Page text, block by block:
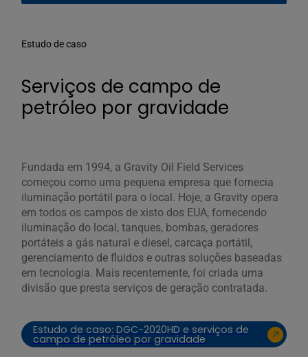
Estudo de caso
Serviços de campo de
petróleo por gravidade
Fundada em 1994, a Gravity Oil Field Services
começou como uma pequena empresa que fornecia
iluminação portátil para o local. Hoje, a Gravity opera
em todos os campos de xisto dos EUA, fornecendo
iluminação do local, tanques, bombas, geradores
portáteis a gás natural e diesel, carcaça portátil,
gerenciamento de fluidos e outras soluções baseadas
em tecnologia. Mais recentemente, foi criada uma
divisão que presta serviços de geração contratada.
Estudo de caso: DGC-2020HD e serviços de
campo de petróleo por gravidade